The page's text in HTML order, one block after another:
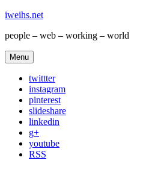
iweihs.net
people – web – working – world
Menu
twittter
instagram
pinterest
slideshare
linkedin
g+
youtube
RSS